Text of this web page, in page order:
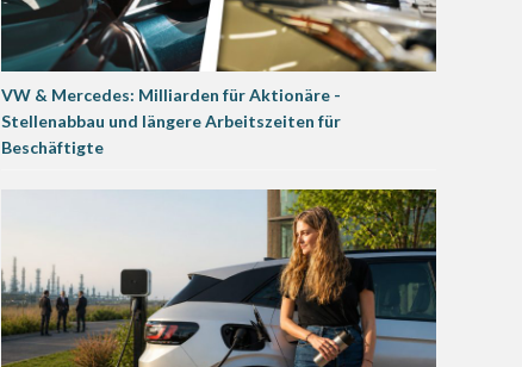
VW & Mercedes: Milliarden für Aktionäre -
Stellenabbau und längere Arbeitszeiten für
Beschäftigte